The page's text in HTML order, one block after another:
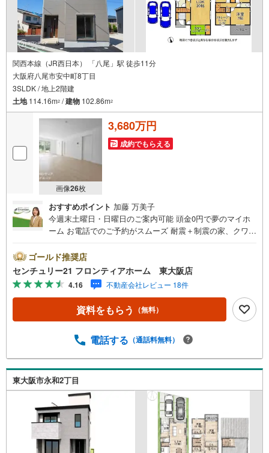
関西本線（JR西日本） 「八尾」駅 徒歩11分
大阪府八尾市安中町8丁目
3SLDK / 地上2階建
土地114.16m2 /建物 102.86m2
画像26枚
3,680万円
成約でもらえる
おすすめポイント 加藤 万美子
今週末土曜日・日曜日のご案内可能 頭金0円で夢のマイホ
ーム お電話でのご予約がスムーズ 耐震＋制震の家、クワイ
分（880m）・近鉄大阪線「近鉄八尾駅」歩22分（1710
m）・高美南小学校歩8分（580m）・高美中学校歩18分（1
370m） 特徴・耐震＋制震の家、クワイエ！制震装置（SA
FE365）で地震の揺れを抑え、耐震性能を維持・全居室収
納あり・ストレージルーム・駐車2台可 弊社が選ばれる理
由 1.お金の扱い方のプロ、ファイナンシャルプランナーが
専門チームあり！3.たくさんの銀行と繋がりがあるため、
に必要になったお家のリフォームも弊社のリフォームプラ
ンナーがご提案！5.定期的にご連絡を繋ぎ、有事の際に迅
速にサポートいたします弊社は専門家同士が連携をとって
いるため、より多くの知見がございます。お気軽にお問合
せください！
ゴールド推奨店
センチュリー21 フロンティアホーム 東大阪店
4.16 不動産会社レビュー 18件
資料をもらう （無料）
電話する （通話料無料）
東大阪市永和2丁目